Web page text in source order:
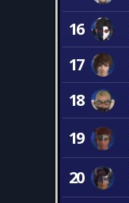
16
17
18
19
20